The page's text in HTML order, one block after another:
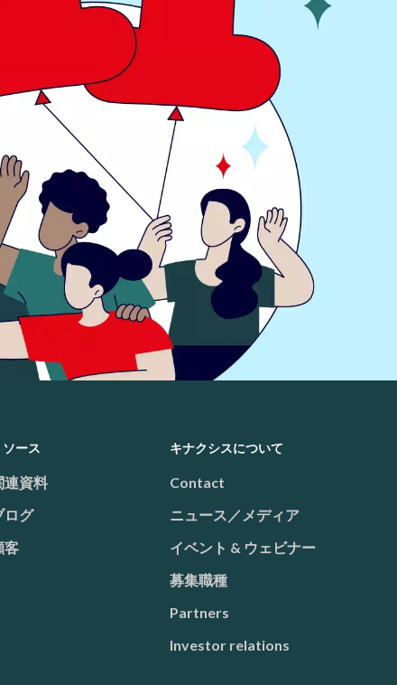
ソース
連資料
ログ
客
キナクシスについて
Contact
ニュース／メディア
イベント & ウェビナー
募集職種
Partners
Investor relations